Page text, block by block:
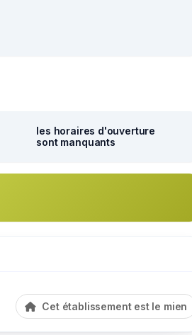
les horaires d'ouverture
sont manquants
Cet établissement est le mien